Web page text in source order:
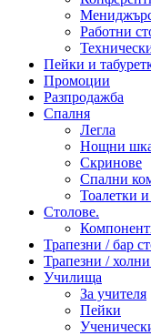
Работни
Пейки и
Промоции
Разпродажба
Спалня
Легла
Нощни
Скринове
Спални
Тоалетки и
Столове.
Трапезни / бар
Трапезни /
Училища
За учителя
Пейки